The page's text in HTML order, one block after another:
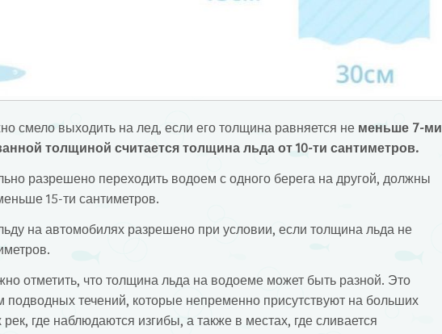
смело выходить на лед, если его толщина равняется не меньше 7-ми
толщиной считается толщина льда от 10-ти сантиметров.
разрешено переходить водоем с одного берега на другой, должны
15-ти сантиметров.
на автомобилях разрешено при условии, если толщина льда не
отметить, что толщина льда на водоеме может быть разной. Это
подводных течений, которые непременно присутствуют на больших
рек, где наблюдаются изгибы, а также в местах, где сливается